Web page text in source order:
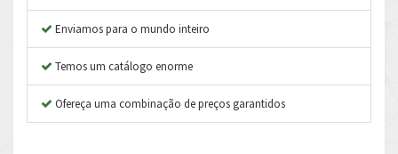
Atos
4,205
Aventics
B&R
Enviamos para o mundo inteiro
Temos um catálogo enorme
Ofereça uma combinação de preços garantidos